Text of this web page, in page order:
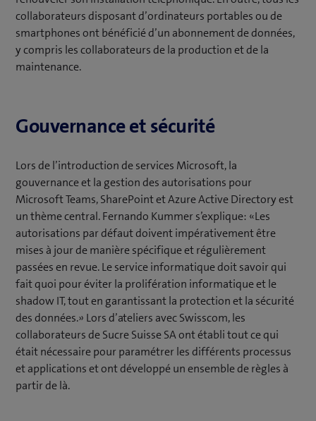
collaborateurs disposant d’ordinateurs portables ou de
smartphones ont bénéficié d’un abonnement de données,
y compris les collaborateurs de la production et de la
maintenance.
Gouvernance et sécurité
Lors de l’introduction de services Microsoft, la
gouvernance et la gestion des autorisations pour
Microsoft Teams, SharePoint et Azure Active Directory est
un thème central. Fernando Kummer s’explique: «Les
autorisations par défaut doivent impérativement être
mises à jour de manière spécifique et régulièrement
passées en revue. Le service informatique doit savoir qui
fait quoi pour éviter la prolifération informatique et le
shadow IT, tout en garantissant la protection et la sécurité
des données.» Lors d’ateliers avec Swisscom, les
collaborateurs de Sucre Suisse SA ont établi tout ce qui
était nécessaire pour paramétrer les différents processus
et applications et ont développé un ensemble de règles à
partir de là.